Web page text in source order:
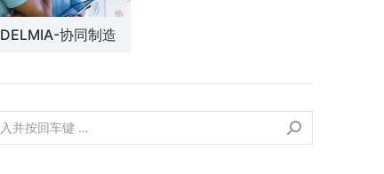
DELMIA-协同制造